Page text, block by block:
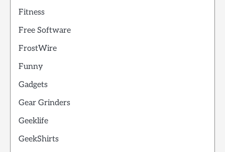
Fitness
Free Software
FrostWire
Funny
Gadgets
Gear Grinders
Geeklife
GeekShirts